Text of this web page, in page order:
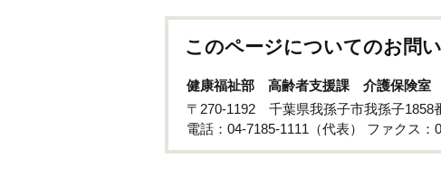
このページについてのお問
健康福祉部 高齢者支援課 介護保険室
〒270-1192 千葉県我孫子市我孫子1858
電話：04-7185-1111（代表） ファクス：